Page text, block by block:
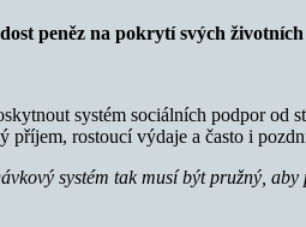
peněz na pokrytí svých
systém sociálních podpor
příjem, rostoucí výdaje a často i
systém tak musí být pružný,